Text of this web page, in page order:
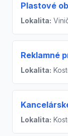
Plastové
Lokalita:
Reklamné
Lokalita:
Lokalita: